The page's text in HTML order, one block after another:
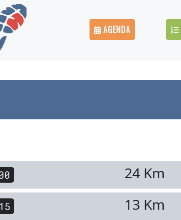
AGENDA
24 Km
13 Km